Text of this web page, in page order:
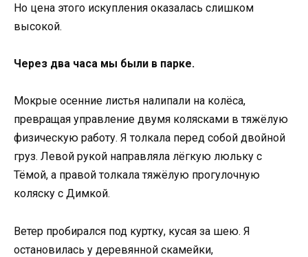
Но цена этого искупления оказалась слишком
высокой.
Через два часа мы были в парке.
Мокрые осенние листья налипали на колёса,
превращая управление двумя колясками в тяжёлую
физическую работу. Я толкала перед собой двойной
груз. Левой рукой направляла лёгкую люльку с
Тёмой, а правой толкала тяжёлую прогулочную
коляску с Димкой.
Ветер пробирался под куртку, кусая за шею. Я
остановилась у деревянной скамейки,